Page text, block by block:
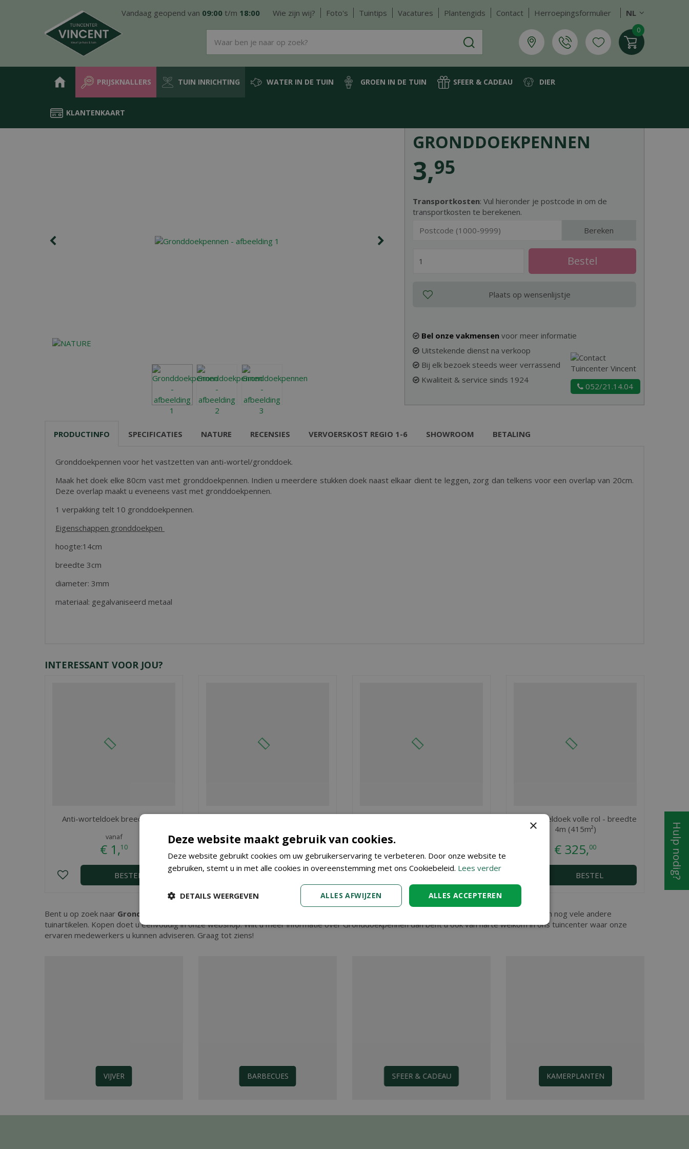
Home Producten Tuin inrichting
Vandaag geopend van 09:00 t/m 18:00 Wie zijn wij? Foto's Tuintips Vacatures Plantengids Contact Herroepingsformulier NL
PRIJSKNALLERS TUIN INRICHTING WATER IN DE TUIN GROEN IN DE TUIN SFEER & CADEAU DIER
KLANTENKAART
GRONDDOEKPENNEN
Transportkosten: Vul hieronder je postcode in om de
transportkosten te berekenen.
Bereken
3,95
Bel onze vakmensen voor meer informatie
Uitstekende dienst na verkoop
Bij elk bezoek steeds weer verrassend
Kwaliteit & service sinds 1924
052/21.14.04
PRODUCTINFO SPECIFICATIES NATURE RECENSIES VERVOERSKOST REGIO 1-6 SHOWROOM BETALING
Gronddoekpennen voor het vastzetten van anti-wortel/gronddoek.
Maak het doek elke 80cm vast met gronddoekpennen. Indien u meerdere stukken doek naast elkaar dient te leggen, zorg dan telkens voor een overlap van 20cm.
Deze overlap maakt u eveneens vast met gronddoekpennen.
1 verpakking telt 10 gronddoekpennen.
Eigenschappen gronddoekpen
hoogte:14cm
breedte 3cm
diameter: 3mm
materiaal: gegalvaniseerd metaal
INTERESSANT VOOR JOU?
Anti-worteldoek breedte 1 m
vanaf
€ 1,10
BESTEL
vanaf
€ 1,
Anti-worteldoek volle rol - breedte
4m (415m²)
€ 325,00
BESTEL
Bent u op zoek naar Gronddoekpennen
? Bij Tuincenter Vincent in Dendermonde, nabij Aalst, Gent en Sint Niklaas, vindt u Gronddoekpennen en nog vele andere
tuinartikelen. Kopen doet u eenvoudig in onze webshop. Wilt u meer informatie over Gronddoekpennen dan bent u ook van harte welkom in ons tuincenter waar onze
ervaren medewerkers u kunnen adviseren. Graag tot ziens!
VIJVER BARBECUES SFEER & CADEAU KAMERPLANTEN
Hulp nodig?
×
Deze website maakt gebruik van cookies.
Deze website gebruikt cookies om uw gebruikerservaring te verbeteren. Door onze website te
gebruiken, stemt u in met alle cookies in overeenstemming met ons Cookiebeleid. Lees verder
ALLES ACCEPTEREN
ALLES AFWIJZEN
DETAILS WEERGEVEN